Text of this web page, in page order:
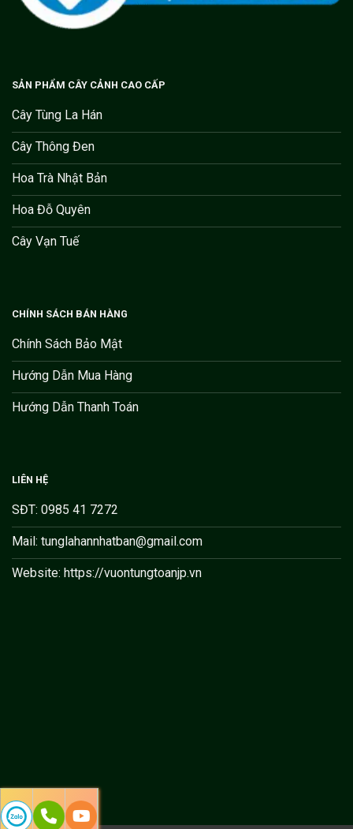
SẢN PHẨM CÂY CẢNH CAO CẤP
Cây Tùng La Hán
Cây Thông Đen
Hoa Trà Nhật Bản
Hoa Đỗ Quyên
Cây Vạn Tuế
CHÍNH SÁCH BÁN HÀNG
Chính Sách Bảo Mật
Hướng Dẫn Mua Hàng
Hướng Dẫn Thanh Toán
LIÊN HỆ
SĐT: 0985 41 7272
Mail: tunglahannhatban@gmail.com
Website: https://vuontungtoanjp.vn